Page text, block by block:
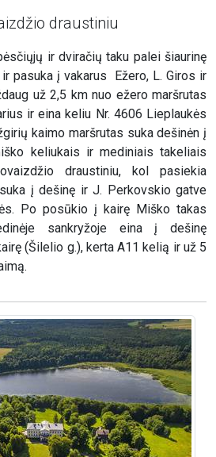
draustiniu
ir dviračių taku palei šiaurinę
pasuka į vakarus Ežero, L. Giros ir
už 2,5 km nuo ežero maršrutas
ir eina keliu Nr. 4606 Lieplaukės
kaimo maršrutas suka dešinėn į
keliukais ir mediniais takeliais
draustiniu, kol pasiekia
į dešinę ir J. Perkovskio gatve
Po posūkio į kairę Miško takas
sankryžoje eina į dešinę
(Šilelio g.), kerta A11 kelią ir už 5